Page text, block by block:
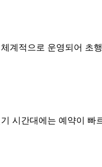
계적으로 운영되어 초
시간대에는 예약이 빠